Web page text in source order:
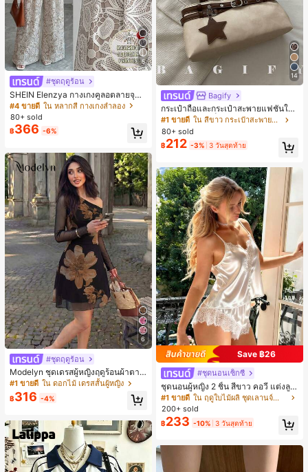
5
#ชุดฤดูร้อน
SHEIN Elenzya กางเกงคูลอตลายจุดเ
อวสูงแบบใหม่สำหรับฤดูใบไม้ผลิ/ฤดูร้อ
น, สไตล์หรูหราเหมาะสำหรับใส่ในชีวิต
ประจำวันและทำงาน, ให้ความรู้สึกวินเ
ทจสำหรับฤดูรับปริญญา, เทศกาลดนตร
ี, การแข่งม้าดาร์บี้, วันประกาศอิสรภาพ
#4 ขายดี ใน หลากสี กางเกงลำลอง
80+ sold
฿366 -6%
6
#ชุดฤดูร้อน
Modelyn ชุดเดรสผู้หญิงฤดูร้อนผ้าตาข่
ายพิมพ์ลาย คอไม่สมมาตร จับจีบ หรูหร
า เซ็กซี่
#1 ขายดี ใน ดอกไม้ เดรสสั้นผู้หญิง
฿316 -4%
14
Bagify
กระเป๋าถือและกระเป๋าสะพายแฟชั่นให
ม่ ตกแต่งด้วยเข็มขัด เหมาะสำหรับงาน
ปาร์ตี้ การรวมตัว การออกไปข้างนอก ก
ารท่องเที่ยว การช้อปปิ้ง และการใช้งาน
ประจำวัน สามารถเก็บเหรียญ โทรศัพท์
เหมาะสำหรับกระเป๋าทำงานของพนักง
านออฟฟิศ นักศึกษามหาวิทยาลัย และ
พนักงานออฟฟิศ กระเป๋าผู้หญิงที่หรูหรา
#1 ขายดี
ใน สีขาว กระเป๋าสะพายผู้หญิง
80+ sold
฿212 -3% 3 วันสุดท้าย
Save ฿26
#ชุดนอนเซ็กซี่
ชุดนอนผู้หญิง 2 ชิ้น สีขาว คอวี แต่งลูก
ไม้แบบแพตช์เวิร์ก ชุดนอนใส่ในบ้าน
สำหรับเธอ
#1 ขายดี
ใน ฤดูใบไม้ผลิ ชุดเลานจ์สำหรับผู้หญิง
200+ sold
฿233 -10% 3 วันสุดท้าย